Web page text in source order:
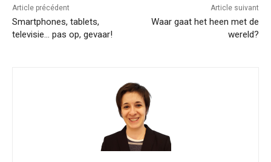
Article précédent
Smartphones, tablets,
televisie… pas op, gevaar!
Article suivant
Waar gaat het heen met de
wereld?